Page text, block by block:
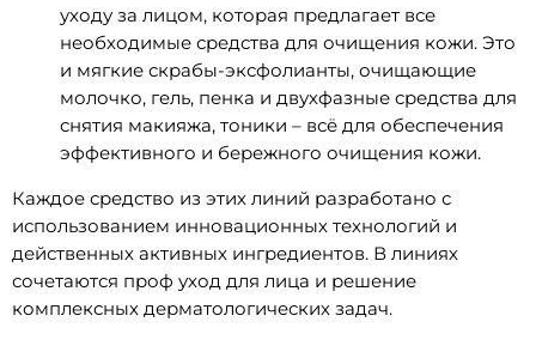
уходу за лицом, которая предлагает все
необходимые средства для очищения кожи. Это
и мягкие скрабы-эксфолианты, очищающие
молочко, гель, пенка и двухфазные средства для
снятия макияжа, тоники – всё для обеспечения
эффективного и бережного очищения кожи.
Каждое средство из этих линий разработано с
использованием инновационных технологий и
действенных активных ингредиентов. В линиях
сочетаются проф уход для лица и решение
комплексных дерматологических задач.